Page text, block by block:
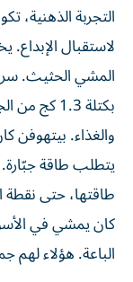
التجربة الذهنية،
لاستقبال
المشي الحثيث.
والغذاء. بيتهوفن
يتطلب طاقة
طاقتها، حتى نقطة
كان يمشي في
الباعة. هؤلاء